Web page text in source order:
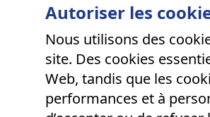
Autoriser les
Nous utilisons des
site. Des cookies
Web, tandis que les
performances et à